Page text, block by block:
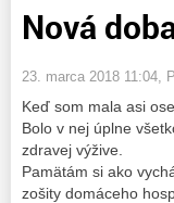
Nová
23. marca 2018 11:04 ,
Keď som mala asi
Bolo v nej úplne
zdravej výžive.
Pamätám si ako
zošity domáceho